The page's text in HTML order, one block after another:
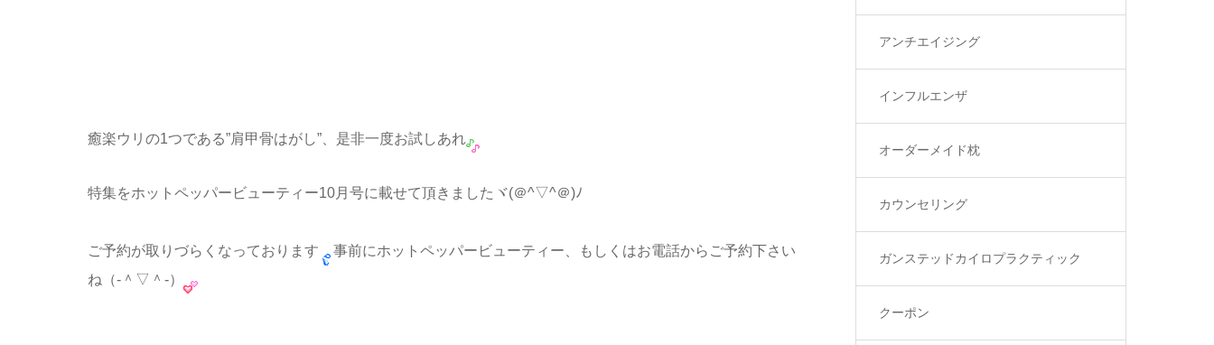
癒楽ウリの1つである”肩甲骨はがし”、是非一度お試しあれ
特集をホットペッパービューティー10月号に載せて頂きましたヾ(＠^▽^＠)ﾉ
ご予約が取りづらくなっております
事前にホットペッパービューティー、もしくはお電話からご予約下さい
ね（‐＾▽＾‐）
アンチエイジング
インフルエンザ
オーダーメイド枕
カウンセリング
ガンステッドカイロプラクティック
クーポン